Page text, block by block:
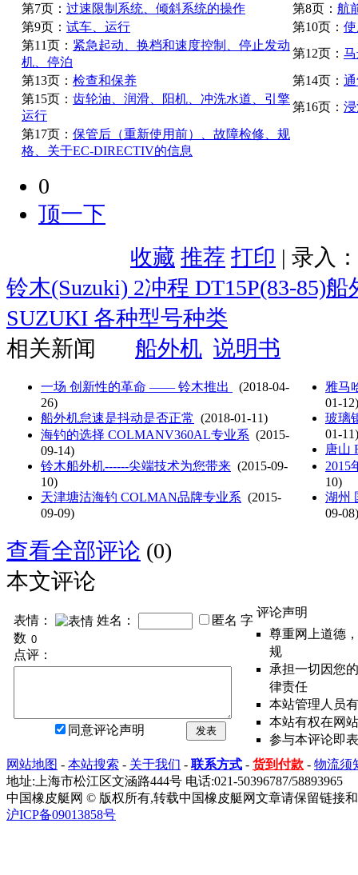
第7页： 过速限制系统、倾斜系统的操作 第8页： 航
第9页： 试车、运行 第10页：
第11页： 紧急起动、换档和速度控制、停止发动
机、停泊
第12页：
第13页： 检查和保养 第14页：
第15页： 齿轮油、润滑、阳机、冲洗水道、引擎
运行
第16页：
第17页： 保管后（重新使用前）、故障检修、规
格、关于EC-DIRECTIV的信息
0
顶一下
收藏 推荐 打印 | 录入：
铃木(Suzuki) 2冲程 DT15P(83-85)
SUZUKI 各种型号种类
相关新闻
船外机 说明书
一场 创新性的革命 —— 铃木推出
(2018-04-
26)
船外机怠速是抖动是否正常 (2018-01-11)
海钓的选择 COLMANV360AL专业系 (2015-
09-14)
铃木船外机------尖端技术为您带来 (2015-09-
10)
天津塘沽海钓 COLMAN品牌专业系 (2015-
09-09)
雅马
01-12)
玻璃
01-11)
唐山
2015
10)
湖州
09-08)
查看全部评论 (0)
本文评论
表情： 姓名： 匿名 字
数
点评：
同意评论声明 发表
评论声明
尊重网上道德
规
承担一切因您
律责任
本站管理人员
本站有权在网
参与本评论即
网站地图 - 本站搜索 - 关于我们 - 联系方式 - 货到付款 - 物流须
地址:上海市松江区文涵路444号 电话:021-50396787/58893965
中国橡皮艇网 © 版权所有,转载中国橡皮艇网文章请保留链接
沪ICP备09013858号